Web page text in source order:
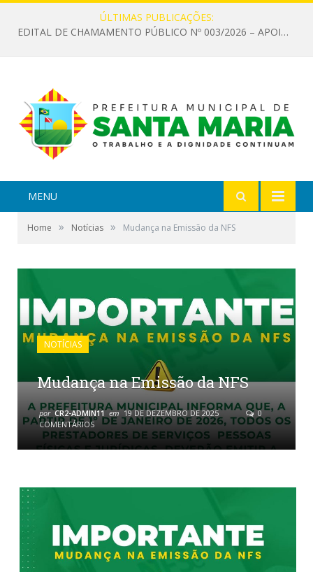
ÚLTIMAS PUBLICAÇÕES:
EDITAL DE CHAMAMENTO PÚBLICO Nº 003/2026 – APOIO À INFRAESTRUTURA CULTURAL
MENU
Home » Notícias » Mudança na Emissão da NFS
NOTÍCIAS
Mudança na Emissão da NFS
por CR2-ADMIN11 em 19 DE DEZEMBRO DE 2025
0
COMENTÁRIOS